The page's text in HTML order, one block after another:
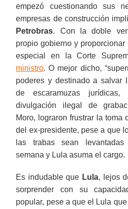
empezó cuestionando sus
empresas de construcción
Petrobras. Con la doble
propio gobierno y
especial en la Corte
ministro. O mejor dicho,
poderes y destinado a salvar
de escaramuzas
divulgación ilegal de
Moro, lograron frustrar la toma
del ex-presidente, pese a que
las trabas sean
semana y Lula asuma el cargo.
Es indudable que Lula, lejos
sorprender con su
popular, pese a que el Lula